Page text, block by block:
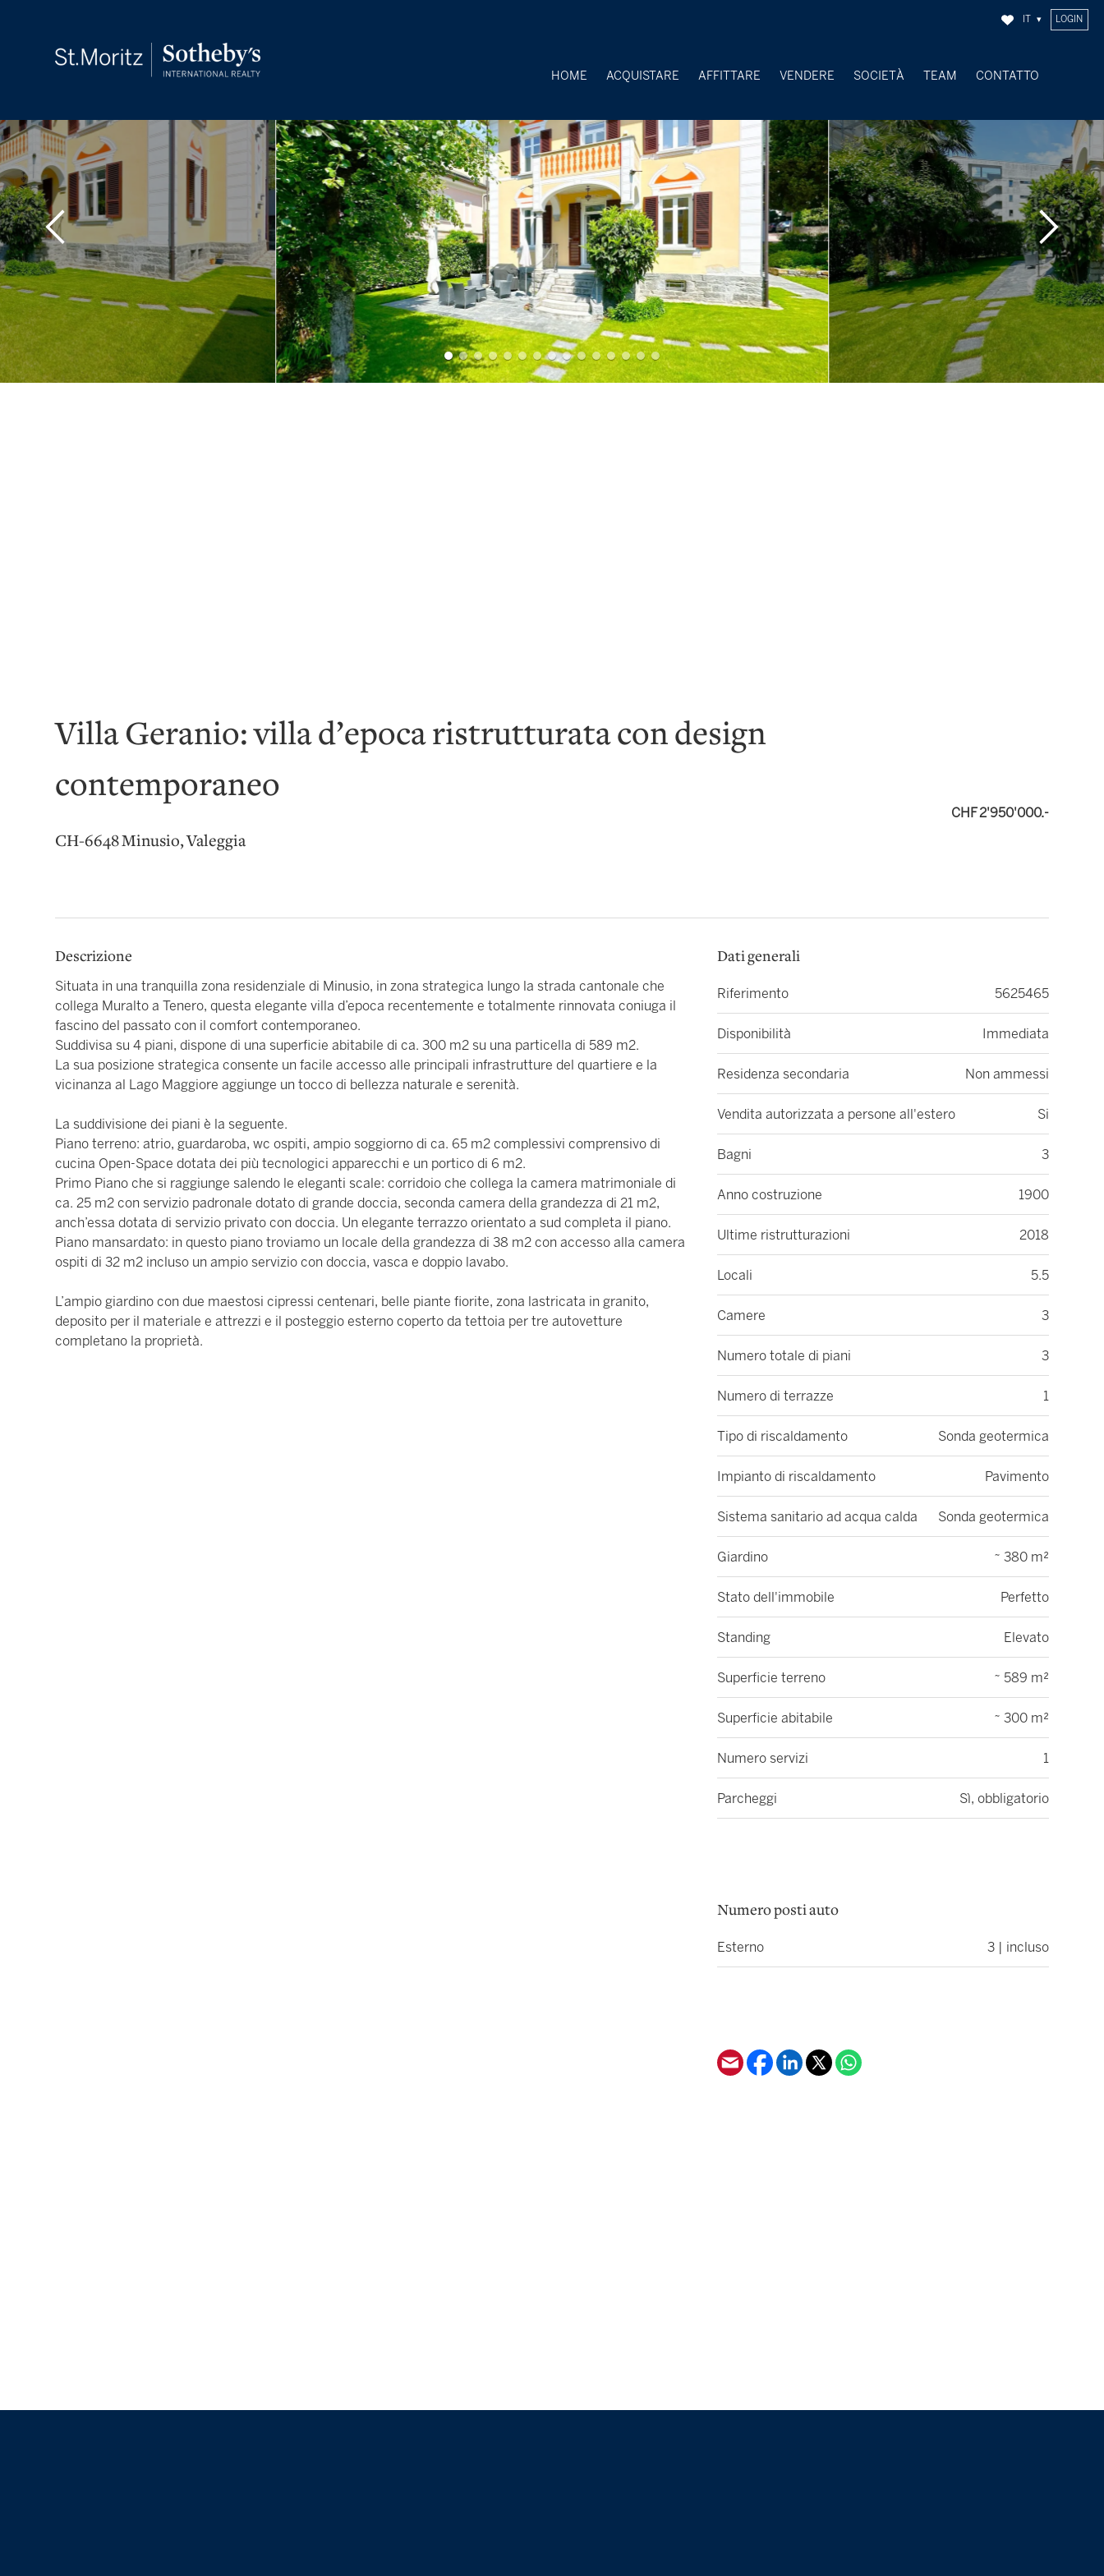
LOGIN
HOME ACQUISTARE AFFITTARE VENDERE
SOCIETÀ
TEAM CONTATTO
Villa Geranio: villa d’epoca ristrutturata con design
contemporaneo
CH-6648 Minusio, Valeggia
CHF 2'950'000.-
Descrizione
Situata in una tranquilla zona residenziale di Minusio, in zona strategica lungo la strada cantonale che
collega Muralto a Tenero, questa elegante villa d’epoca recentemente e totalmente rinnovata coniuga il
fascino del passato con il comfort contemporaneo.
Suddivisa su 4 piani, dispone di una superficie abitabile di ca. 300 m2 su una particella di 589 m2.
La sua posizione strategica consente un facile accesso alle principali infrastrutture del quartiere e la
vicinanza al Lago Maggiore aggiunge un tocco di bellezza naturale e serenità.
La suddivisione dei piani è la seguente.
Piano terreno: atrio, guardaroba, wc ospiti, ampio soggiorno di ca. 65 m2 complessivi comprensivo di
cucina Open-Space dotata dei più tecnologici apparecchi e un portico di 6 m2.
Primo Piano che si raggiunge salendo le eleganti scale: corridoio che collega la camera matrimoniale di
ca. 25 m2 con servizio padronale dotato di grande doccia, seconda camera della grandezza di 21 m2,
anch’essa dotata di servizio privato con doccia. Un elegante terrazzo orientato a sud completa il piano.
Piano mansardato: in questo piano troviamo un locale della grandezza di 38 m2 con accesso alla camera
ospiti di 32 m2 incluso un ampio servizio con doccia, vasca e doppio lavabo.
L’ampio giardino con due maestosi cipressi centenari, belle piante fiorite, zona lastricata in granito,
deposito per il materiale e attrezzi e il posteggio esterno coperto da tettoia per tre autovetture
completano la proprietà.
Dati generali
Riferimento 5625465
Disponibilità Immediata
Residenza secondaria Non ammessi
Vendita autorizzata a persone all'estero Si
Bagni 3
Anno costruzione 1900
Ultime ristrutturazioni 2018
Locali 5.5
Camere 3
Numero totale di piani 3
Numero di terrazze 1
Tipo di riscaldamento Sonda geotermica
Impianto di riscaldamento Pavimento
Sistema sanitario ad acqua calda Sonda geotermica
Giardino ~ 380 m²
Stato dell'immobile Perfetto
Standing Elevato
Superficie terreno ~ 589 m²
Superficie abitabile ~ 300 m²
Numero servizi 1
Parcheggi Sì, obbligatorio
Numero posti auto
Esterno 3 | incluso